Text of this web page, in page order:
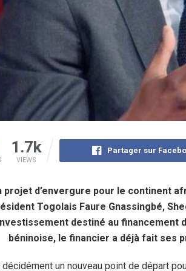
1.7k
VIEWS
Partager sur
projet d’envergure pour le continent
Togolais Faure Gnassingbé,
destiné au financement
béninoise, le financier a déjà fait ses
décidément un nouveau point de départ